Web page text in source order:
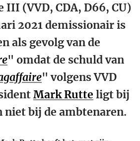
(VVD, CDA, D66, CU)
2021 demissionair is
als gevolg van de
" omdat de schuld van
" volgens VVD
Mark Rutte ligt bij
niet bij de ambtenaren.